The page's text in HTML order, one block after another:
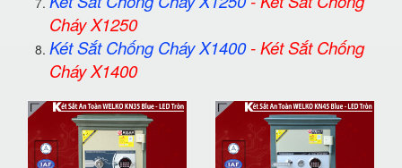
Cháy X1250
Két Sắt Chống Cháy X1400-Két Sắt Chống
Cháy X1400